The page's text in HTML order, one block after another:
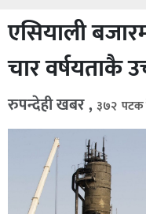
एसियाली
चार वर्षयताकै
रुपन्देही खबर , ३७२ पटक